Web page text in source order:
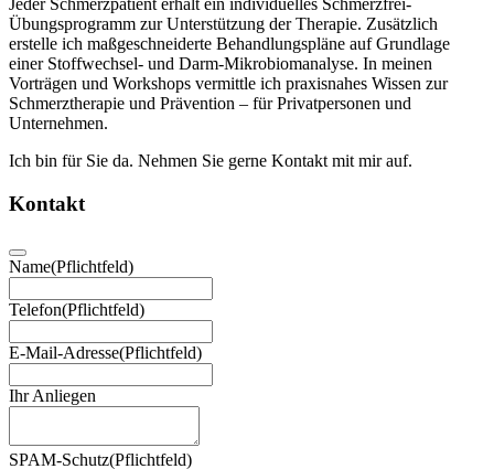
Jeder Schmerzpatient erhält ein individuelles Schmerzfrei-
Übungsprogramm zur Unterstützung der Therapie. Zusätzlich
erstelle ich maßgeschneiderte Behandlungspläne auf Grundlage
einer Stoffwechsel- und Darm-Mikrobiomanalyse. In meinen
Vorträgen und Workshops vermittle ich praxisnahes Wissen zur
Schmerztherapie und Prävention – für Privatpersonen und
Unternehmen.
Ich bin für Sie da. Nehmen Sie gerne Kontakt mit mir auf.
Kontakt
Name(Pflichtfeld)
Telefon(Pflichtfeld)
E-Mail-Adresse(Pflichtfeld)
Ihr Anliegen
SPAM-Schutz(Pflichtfeld)